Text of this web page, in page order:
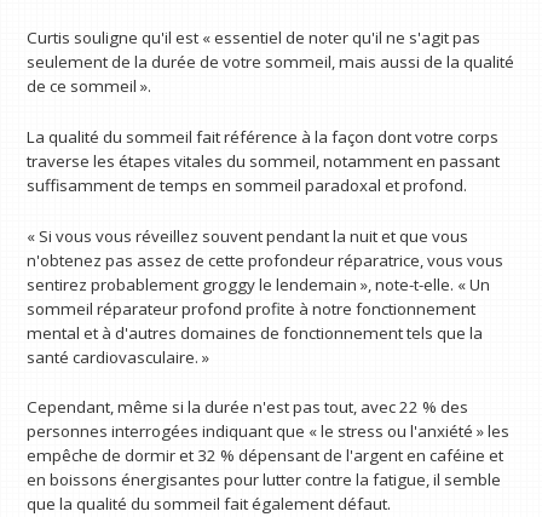
Curtis souligne qu'il est « essentiel de noter qu'il ne s'agit pas
seulement de la durée de votre sommeil, mais aussi de la qualité
de ce sommeil ».
La qualité du sommeil fait référence à la façon dont votre corps
traverse les étapes vitales du sommeil, notamment en passant
suffisamment de temps en sommeil paradoxal et profond.
« Si vous vous réveillez souvent pendant la nuit et que vous
n'obtenez pas assez de cette profondeur réparatrice, vous vous
sentirez probablement groggy le lendemain », note-t-elle. « Un
sommeil réparateur profond profite à notre fonctionnement
mental et à d'autres domaines de fonctionnement tels que la
santé cardiovasculaire. »
Cependant, même si la durée n'est pas tout, avec 22 % des
personnes interrogées indiquant que « le stress ou l'anxiété » les
empêche de dormir et 32 ​​% dépensant de l'argent en caféine et
en boissons énergisantes pour lutter contre la fatigue, il semble
que la qualité du sommeil fait également défaut.